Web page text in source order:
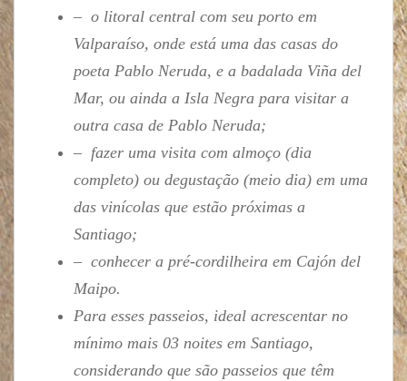
– o litoral central com seu porto em
Valparaíso, onde está uma das casas do
poeta Pablo Neruda, e a badalada Viña del
Mar, ou ainda a Isla Negra para visitar a
outra casa de Pablo Neruda;
– fazer uma visita com almoço (dia
completo) ou degustação (meio dia) em uma
das vinícolas que estão próximas a
Santiago;
– conhecer a pré-cordilheira em Cajón del
Maipo.
Para esses passeios, ideal acrescentar no
mínimo mais 03 noites em Santiago,
considerando que são passeios que têm